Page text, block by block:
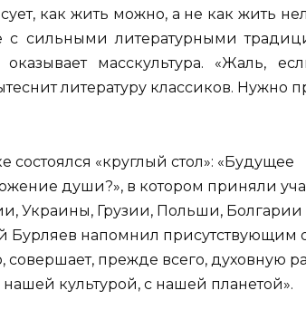
как жить можно, а не как жить
с сильными литературными
масскультура. «Жаль,
литературу классиков. Нужно
«круглый стол»: «Будущее
души?», в котором приняли
Украины, Грузии, Польши, Болгарии
напомнил присутствующим
прежде всего, духовную
нашей культурой, с нашей планетой».